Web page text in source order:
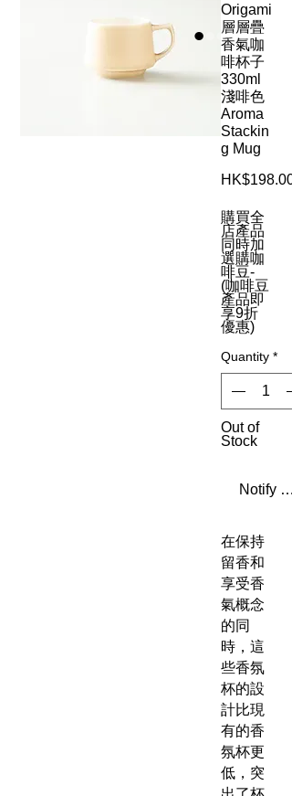
Origami
層層疊
香氣咖
啡杯子
330ml
淺啡色
Aroma
Stackin
g Mug
HK$198.00
購買全
店產品
同時加
選購咖
啡豆-
(咖啡豆
產品即
享9折
優惠)
Quantity *
Out of
Stock
Notify
在保持
留香和
享受香
氣概念
的同
時，這
些香氛
杯的設
計比現
有的香
氛杯更
低，突